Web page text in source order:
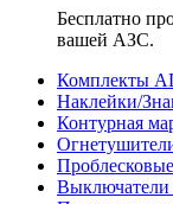
Бесплатно
вашей АЗС.
Комплекты
Наклейки/
Контурная